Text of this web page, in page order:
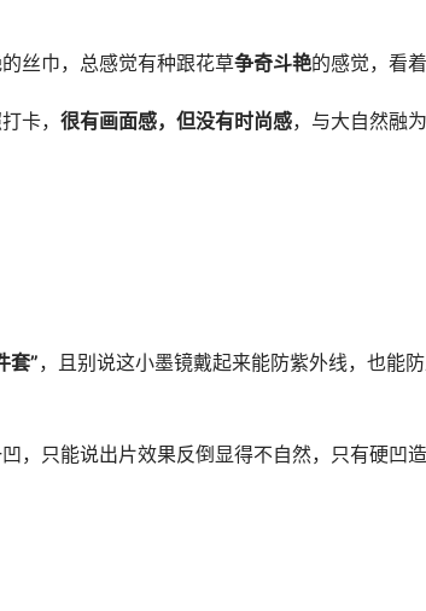
丝巾，总感觉有种跟花草争奇斗艳的感觉，看
卡， 很有画面感，但没有时尚感，与大自然融
套”，且别说这小墨镜戴起来能防紫外线，也能
，只能说出片效果反倒显得不自然，只有硬凹造